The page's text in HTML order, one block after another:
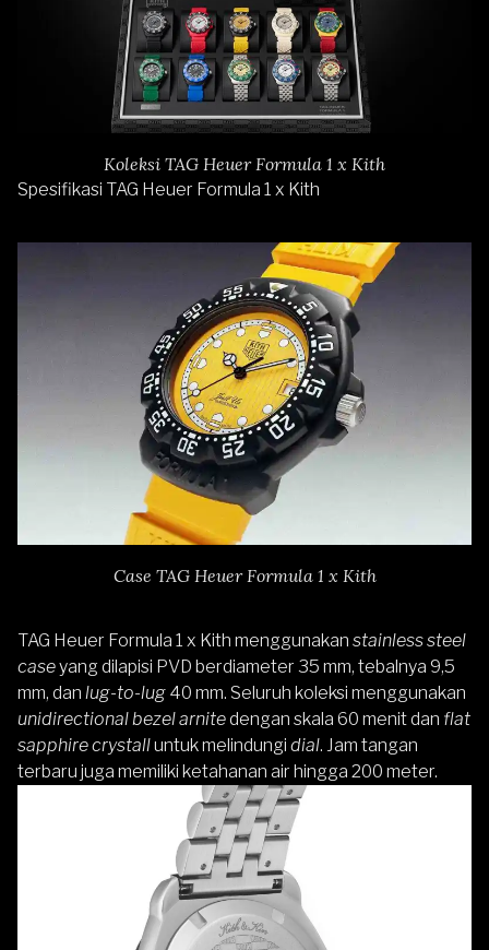
Koleksi TAG Heuer Formula 1 x Kith
Spesifikasi TAG Heuer Formula 1 x Kith
Case TAG Heuer Formula 1 x Kith
TAG Heuer Formula 1 x Kith menggunakan stainless steel
caseyang dilapisi PVD berdiameter 35 mm, tebalnya 9,5
mm, dan lug-to-lug 40 mm. Seluruh koleksi menggunakan
unidirectional bezel arnitedengan skala 60 menit dan flat
sapphire crystalluntuk melindungi dial. Jam tangan
terbaru juga memiliki ketahanan air hingga 200 meter.